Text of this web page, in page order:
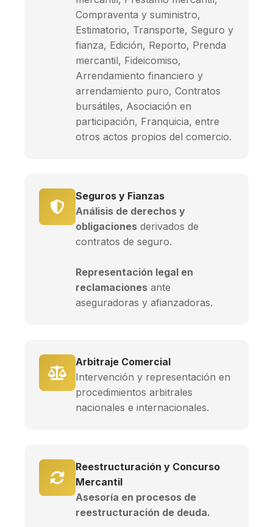
Compraventa y suministro,
Estimatorio, Transporte, Seguro y
fianza, Edición, Reporto, Prenda
mercantil, Fideicomiso,
Arrendamiento financiero y
arrendamiento puro, Contratos
bursátiles, Asociación en
participación, Franquicia, entre
otros actos propios del comercio.
Seguros y Fianzas
Análisis de derechos y
obligaciones derivados de
contratos de seguro.
Representación legal en
reclamaciones ante
aseguradoras y afianzadoras.
Arbitraje Comercial
Intervención y representación en
procedimientos arbitrales
nacionales e internacionales.
Reestructuración y Concurso
Mercantil
Asesoría en procesos de
reestructuración de deuda.